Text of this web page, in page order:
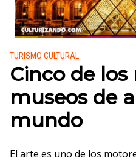
Publicado en:
TURISMO CULTURAL
Cinco de los
museos de
mundo
El arte es uno de los